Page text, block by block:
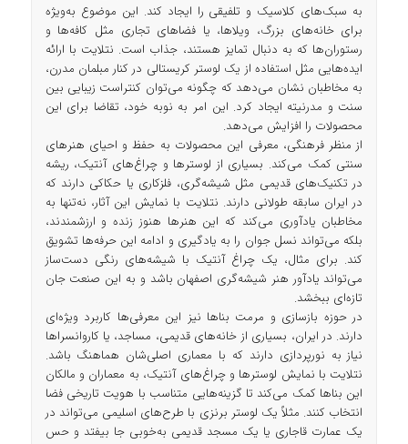
به سبک‌های کلاسیک و تلفیقی را ایجاد کند. این موضوع به‌ویژه
برای خانه‌های بزرگ، ویلاها، یا فضاهای تجاری مثل کافه‌ها و
رستوران‌ها که به دنبال تمایز هستند، جذاب است. نتلایت با ارائه
ایده‌هایی مثل استفاده از یک لوستر کریستالی در کنار مبلمان مدرن،
به مخاطبان نشان می‌دهد که چگونه می‌توان کنتراست زیبایی بین
سنت و مدرنیته ایجاد کرد. این امر به نوبه خود، تقاضا برای این
محصولات را افزایش می‌دهد.
از منظر فرهنگی، معرفی این محصولات به حفظ و احیای هنرهای
سنتی کمک می‌کند. بسیاری از لوسترها و چراغ‌های آنتیک، ریشه
در تکنیک‌های قدیمی مثل شیشه‌گری، فلزکاری یا حکاکی دارند که
در ایران سابقه طولانی دارند. نتلایت با نمایش این آثار، نه‌تنها به
مخاطبان یادآوری می‌کند که این هنرها هنوز زنده و ارزشمندند،
بلکه می‌تواند نسل جوان را به یادگیری و ادامه این حرفه‌ها تشویق
کند. برای مثال، یک چراغ آنتیک با شیشه‌های رنگی دست‌ساز
می‌تواند یادآور هنر شیشه‌گری اصفهان باشد و به این صنعت جان
تازه‌ای ببخشد.
در حوزه بازسازی و مرمت بناها نیز این معرفی‌ها کاربرد ویژه‌ای
دارند. در ایران، بسیاری از خانه‌های قدیمی، مساجد، یا کاروانسراها
نیاز به نورپردازی دارند که با معماری اصلی‌شان هماهنگ باشد.
نتلایت با نمایش لوسترها و چراغ‌های آنتیک، به معماران و مالکان
این بناها کمک می‌کند تا گزینه‌هایی متناسب با هویت تاریخی فضا
انتخاب کنند. مثلاً یک لوستر برنزی با طرح‌های اسلیمی می‌تواند در
یک عمارت قاجاری یا یک مسجد قدیمی به‌خوبی جا بیفتد و حس